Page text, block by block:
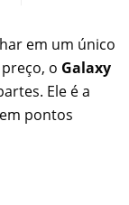
em um único
o Galaxy
Ele é a
pontos